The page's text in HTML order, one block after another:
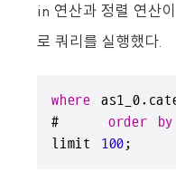
in 연산과 정렬 연산
로 쿼리를 실행했다.
where
# order by
limit 100;